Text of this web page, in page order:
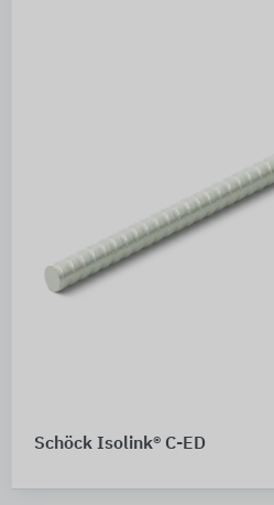
Schöck Isolink® C-ED